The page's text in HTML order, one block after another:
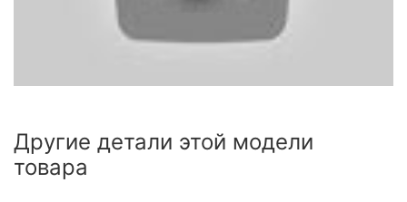
Другие детали этой модели
товара